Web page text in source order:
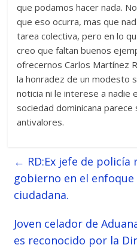
que podamos hacer nada.
que eso ocurra, mas que
tarea colectiva, pero en lo
creo que faltan buenos
ofrecernos Carlos Martínez
la honradez de un modesto
noticia ni le interese a nadie
sociedad dominicana parece
antivalores.
← RD:Ex jefe de
gobierno en el
ciudadana.
Joven celador de
es reconocido por la